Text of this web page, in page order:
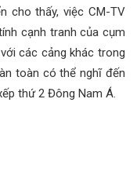
cho thấy, việc CM-TV
cạnh tranh của cụm
các cảng khác trong
toàn có thể nghĩ đến
thứ 2 Đông Nam Á.